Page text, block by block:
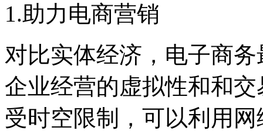
1.助力电商营销
对比实体经济，电子商
企业经营的虚拟性和和
受时空限制，可以利用